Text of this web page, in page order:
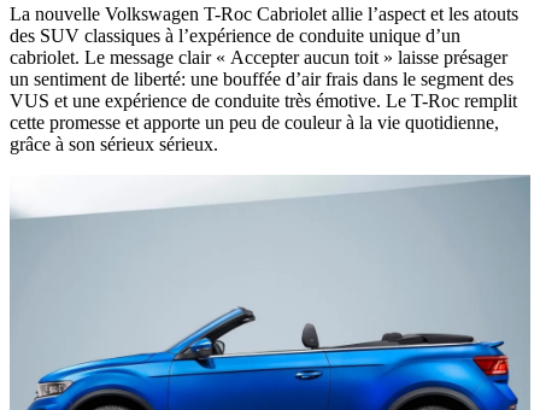
La nouvelle Volkswagen T-Roc Cabriolet allie l’aspect et les atouts
des SUV classiques à l’expérience de conduite unique d’un
cabriolet. Le message clair « Accepter aucun toit » laisse présager
un sentiment de liberté: une bouffée d’air frais dans le segment des
VUS et une expérience de conduite très émotive. Le T-Roc remplit
cette promesse et apporte un peu de couleur à la vie quotidienne,
grâce à son sérieux sérieux.